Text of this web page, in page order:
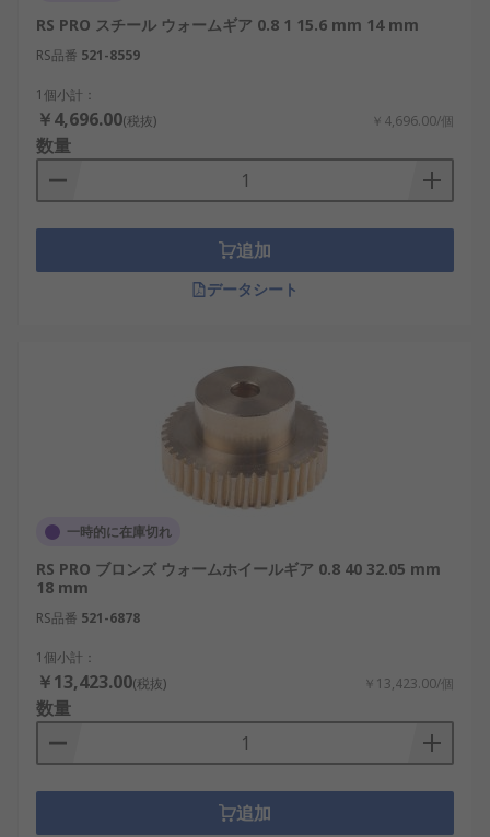
RS PRO スチール ウォームギア 0.8 1 15.6 mm 14 mm
RS品番 521-8559
1個小計：
￥4,696.00(税抜) ￥4,696.00/個
数量
追加
データシート
一時的に在庫切れ
RS PRO ブロンズ ウォームホイールギア 0.8 40 32.05 mm
18 mm
RS品番 521-6878
1個小計：
￥13,423.00(税抜) ￥13,423.00/個
数量
追加